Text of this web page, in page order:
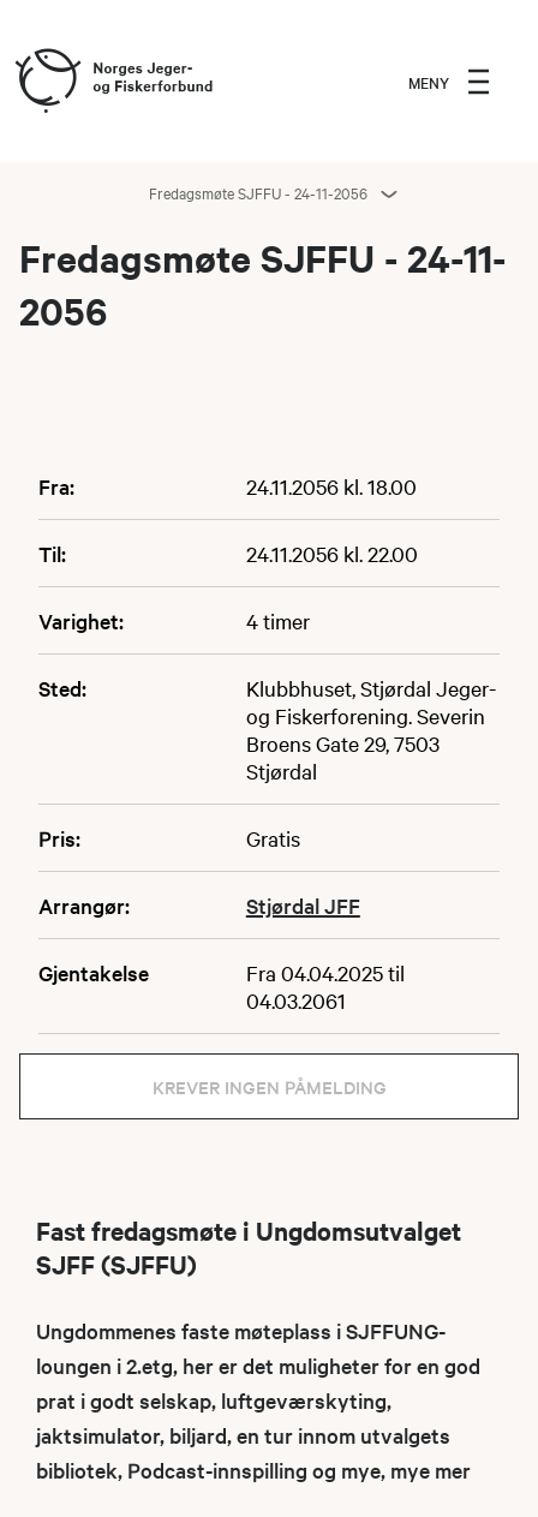
MENY
Fredagsmøte SJFFU - 24-11-2056
Fredagsmøte SJFFU - 24-11-
2056
Fra: 24.11.2056 kl. 18.00
Til: 24.11.2056 kl. 22.00
Varighet: 4 timer
Sted:
Klubbhuset, Stjørdal Jeger-
og Fiskerforening. Severin
Broens Gate 29, 7503
Stjørdal
Pris: Gratis
Arrangør: Stjørdal JFF
Gjentakelse
Fra 04.04.2025 til
04.03.2061
KREVER INGEN PÅMELDING
Fast fredagsmøte i Ungdomsutvalget
SJFF (SJFFU)
Ungdommenes faste møteplass i SJFFUNG-
loungen i 2.etg, her er det muligheter for en god
prat i godt selskap, luftgeværskyting,
jaktsimulator, biljard, en tur innom utvalgets
bibliotek, Podcast-innspilling og mye, mye mer